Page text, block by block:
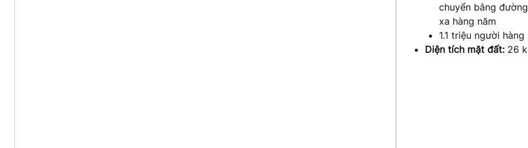
chuyển bằng
xa hàng năm
1.1 triệu người hàng
Diện tích mặt đất: 26